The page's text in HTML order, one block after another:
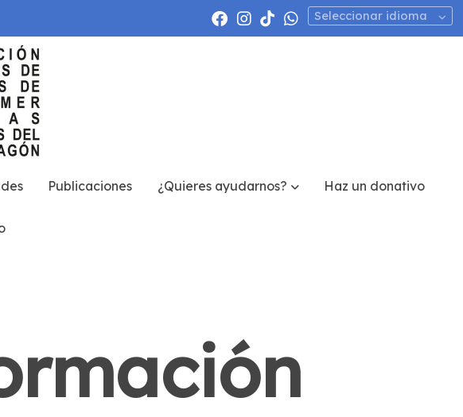
Seleccionar idioma
Publicaciones ¿Quieres ayudarnos? Haz un donativo